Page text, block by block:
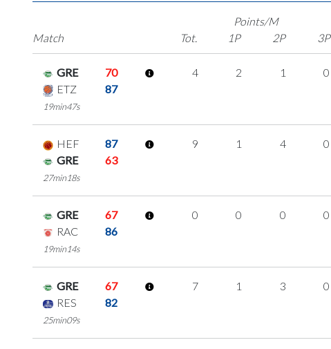
Match
Points/M
Tot.
1P 2P 3P
GRE
70
ETZ
87
19min47s
4 2 1 0
HEF
87
GRE
63
27min18s
9 1 4 0
GRE
67
RAC
86
19min14s
0 0 0 0
GRE
67
RES
82
25min09s
7 1 3 0